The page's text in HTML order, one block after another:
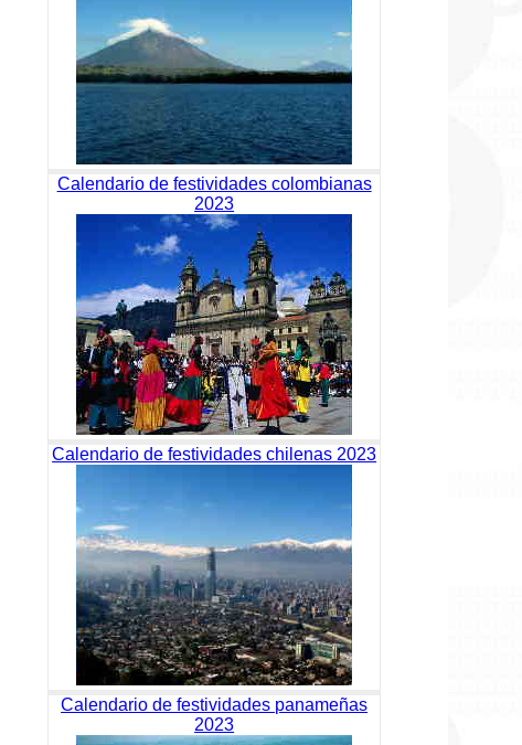
Calendario de festividades colombianas
2023
Calendario de festividades chilenas 2023
Calendario de festividades panameñas
2023